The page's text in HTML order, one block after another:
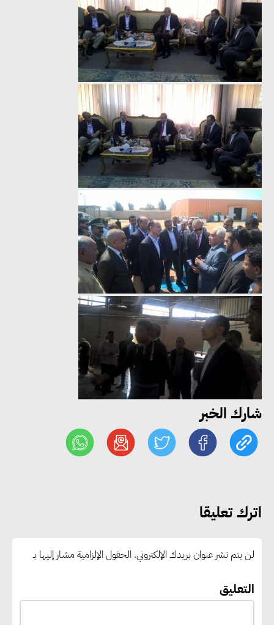
شارك الخبر
اترك تعليقا
لن يتم نشر عنوان بريدك الإلكتروني. الحقول الإلزامية مشار إليها بـ
التعليق
مجلس الوزراء: تراجع معدل
البطالة في مصر إلى 5.8% خلال
الربع الثاني من 2026
الصين تعزيز الشراكات الصناعية
وجذب استثمارات جديدة إلى مصر
الانتظار حتى نهاية المرحلة
رئيس الوزراء يستقبل المدير العام